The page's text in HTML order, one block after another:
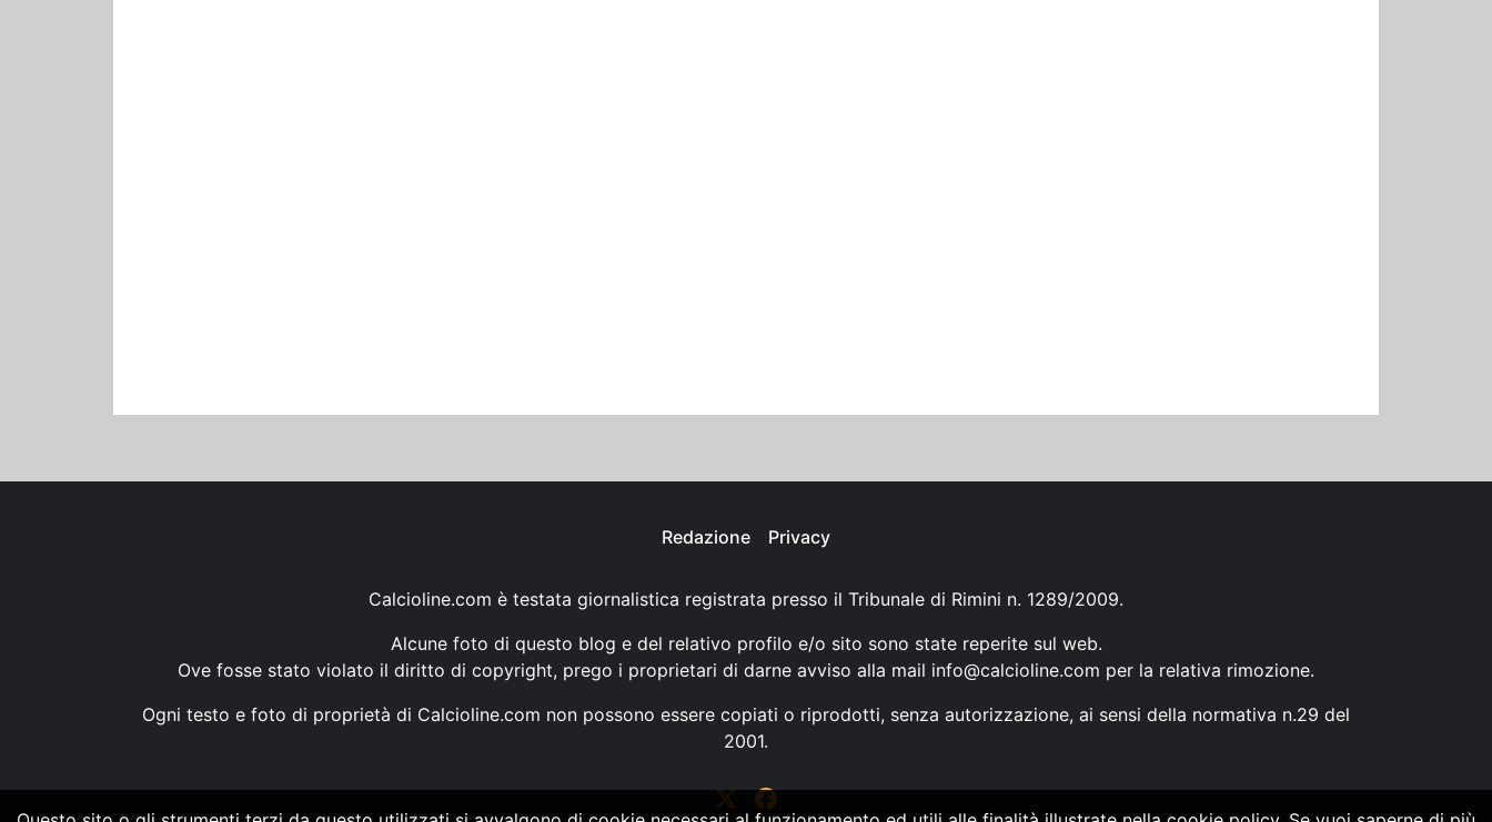
Redazione Privacy
Calcioline.com è testata giornalistica registrata presso il Tribunale di Rimini n. 1289/2009.
Alcune foto di questo blog e del relativo profilo e/o sito sono state reperite sul web.
Ove fosse stato violato il diritto di copyright, prego i proprietari di darne avviso alla mail info@calcioline.com per la relativa rimozione.
Ogni testo e foto di proprietà di Calcioline.com non possono essere copiati o riprodotti, senza autorizzazione, ai sensi della normativa n.29 del
2001.